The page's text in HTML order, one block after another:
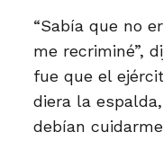
“Sabía que no
me recriminé”,
fue que el
diera la
debían